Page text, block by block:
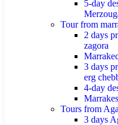
5-day
Tour from
2 days
zagora
3 days
erg
4-day
Tours from
3 days